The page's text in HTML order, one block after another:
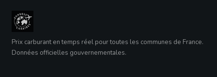
Prix carburant en temps réel pour toutes les communes de France.
Données officielles gouvernementales.